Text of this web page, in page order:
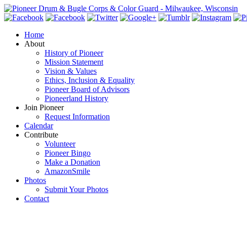
Home
About
History of Pioneer
Mission Statement
Vision & Values
Ethics, Inclusion & Equality
Pioneer Board of Advisors
Pioneerland History
Join Pioneer
Request Information
Calendar
Contribute
Volunteer
Pioneer Bingo
Make a Donation
AmazonSmile
Photos
Submit Your Photos
Contact